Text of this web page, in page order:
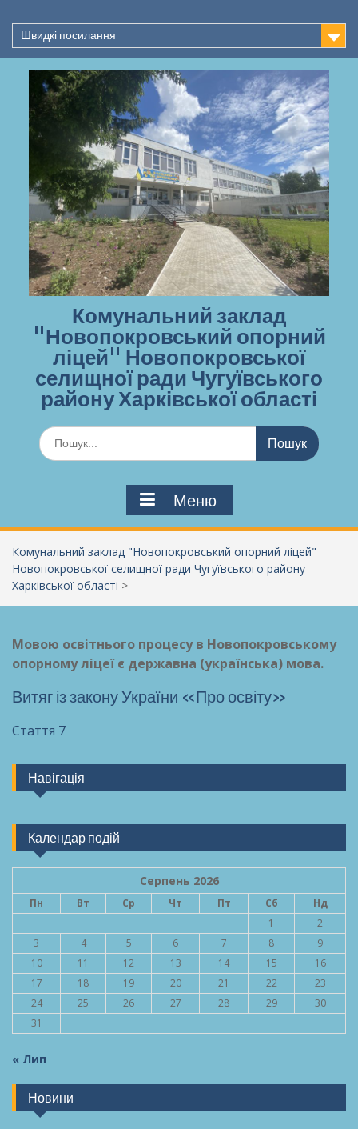
до
вмістуШвидкі посилання
Комунальний заклад
"Новопокровський опорний
ліцей" Новопокровської
селищної ради Чугуївського
району Харківської області
Шукати:
Меню
Комунальний заклад "Новопокровський опорний ліцей"
Новопокровської селищної ради Чугуївського району
Харківської області >
Мовою освітнього процесу в Новопокровському
опорному ліцеї є державна (українська) мова.
Витяг із закону України «Про освіту»
Стаття 7
Навігація
Календар подій
Серпень 2026
Пн Вт Ср Чт Пт Сб
Нд
1
2
3
4 5 6 7 8
9
10
11 12 13 14 15
16
17
18 19 20 21 22
23
24
25 26 27 28 29
30
31
« Лип
Новини